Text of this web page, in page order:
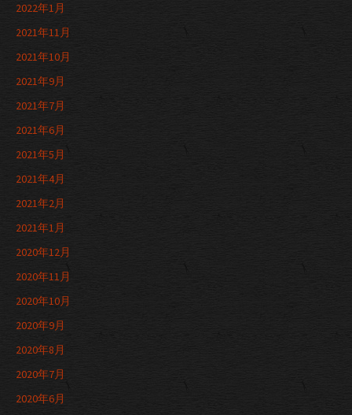
2022年1月
2021年11月
2021年10月
2021年9月
2021年7月
2021年6月
2021年5月
2021年4月
2021年2月
2021年1月
2020年12月
2020年11月
2020年10月
2020年9月
2020年8月
2020年7月
2020年6月